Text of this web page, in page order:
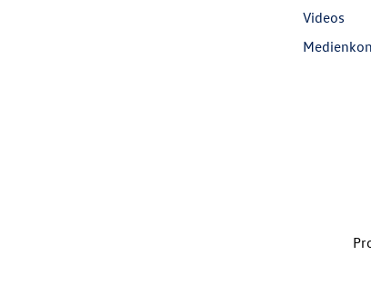
Videos